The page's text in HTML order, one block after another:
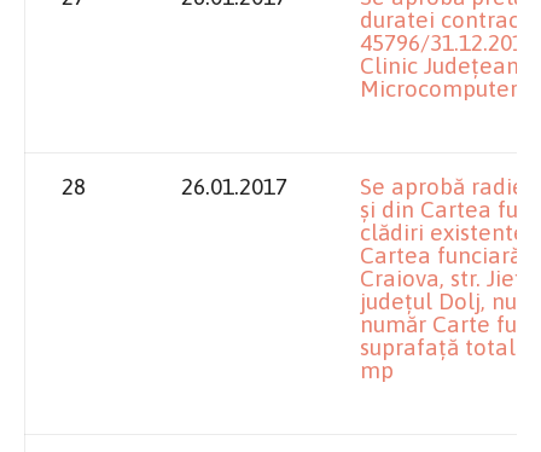
duratei
45796/
Clinic Judeţean
Microcomputer
28 26.01.2017
Se aprobă
şi din Cartea
clădiri existente
Cartea funciară,
Craiova, str.
judeţul Dolj,
număr Carte
suprafaţă totală
mp